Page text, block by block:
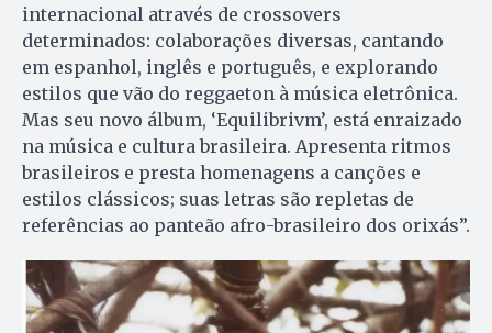
internacional através de crossovers
determinados: colaborações diversas, cantando
em espanhol, inglês e português, e explorando
estilos que vão do reggaeton à música eletrônica.
Mas seu novo álbum, ‘Equilibrivm’, está enraizado
na música e cultura brasileira. Apresenta ritmos
brasileiros e presta homenagens a canções e
estilos clássicos; suas letras são repletas de
referências ao panteão afro-brasileiro dos orixás”.